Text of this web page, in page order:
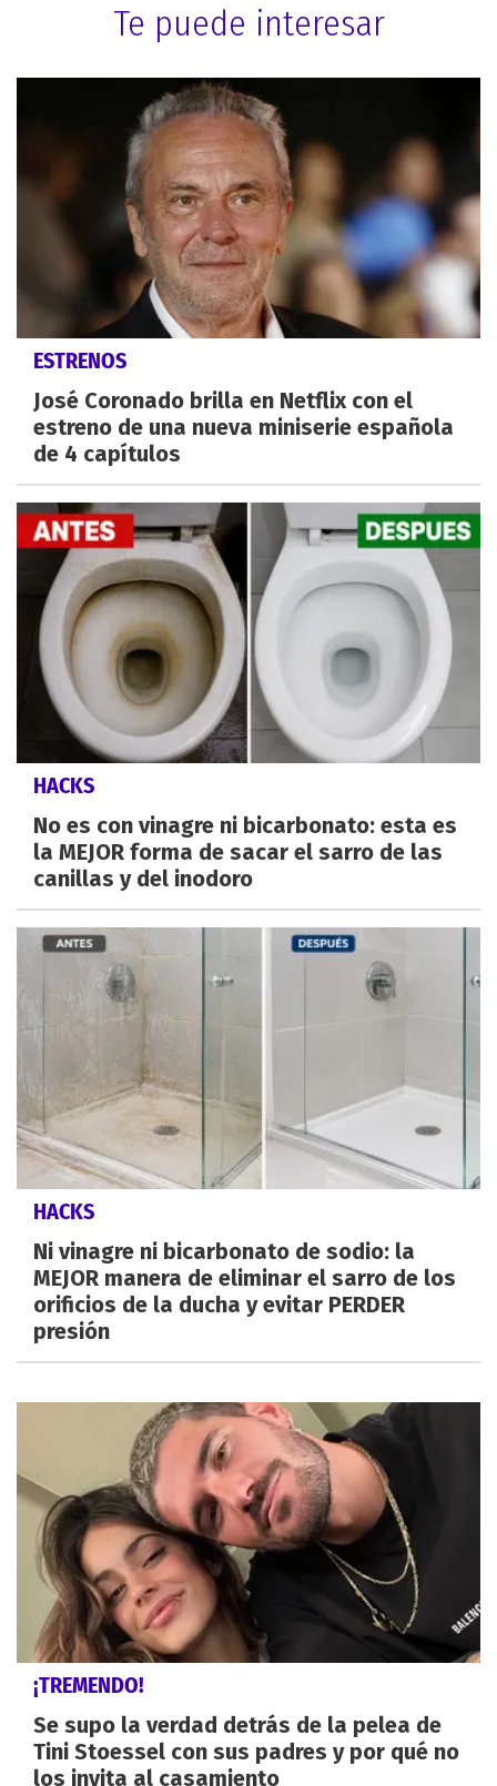
Te puede interesar
ESTRENOS
José Coronado brilla en Netflix con el
estreno de una nueva miniserie española
de 4 capítulos
HACKS
No es con vinagre ni bicarbonato: esta es
la MEJOR forma de sacar el sarro de las
canillas y del inodoro
HACKS
Ni vinagre ni bicarbonato de sodio: la
MEJOR manera de eliminar el sarro de los
orificios de la ducha y evitar PERDER
presión
¡TREMENDO!
Se supo la verdad detrás de la pelea de
Tini Stoessel con sus padres y por qué no
los invita al casamiento